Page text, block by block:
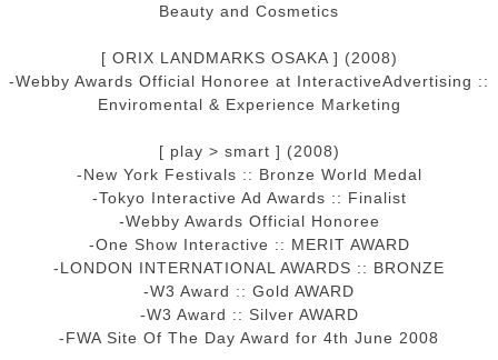
Beauty and Cosmetics
[ ORIX LANDMARKS OSAKA ] (2008)
-Webby Awards Official Honoree at InteractiveAdvertising ::
Enviromental & Experience Marketing
[ play > smart ] (2008)
-New York Festivals :: Bronze World Medal
-Tokyo Interactive Ad Awards :: Finalist
-Webby Awards Official Honoree
-One Show Interactive :: MERIT AWARD
-LONDON INTERNATIONAL AWARDS :: BRONZE
-W3 Award :: Gold AWARD
-W3 Award :: Silver AWARD
-FWA Site Of The Day Award for 4th June 2008